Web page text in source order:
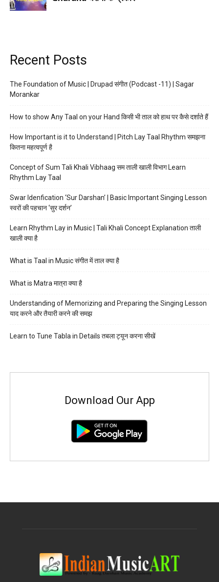
Recent Posts
The Foundation of Music | Drupad संगीत (Podcast -11) | Sagar
Morankar
How to show Any Taal on your Hand किसी भी ताल को हाथ पर कैसे दर्शाते हैं
How Important is it to Understand | Pitch Lay Taal Rhythm समझना
कितना महत्वपूर्ण है
Concept of Sum Tali Khali Vibhaag सम ताली खाली विभाग Learn
Rhythm Lay Taal
Swar Idenfication ‘Sur Darshan’ | Basic Important Singing Lesson
स्वरों की पहचान ‘सुर दर्शन’
Learn Rhythm Lay in Music | Tali Khali Concept Explanation ताली
खाली क्या है
What is Taal in Music संगीत में ताल क्या है
What is Matra मात्रा क्या है
Understanding of Memorizing and Preparing the Singing Lesson
याद करने और तैयारी करने की समझ
Learn to Tune Tabla in Details तबला ट्यून करना सीखें
Download Our App